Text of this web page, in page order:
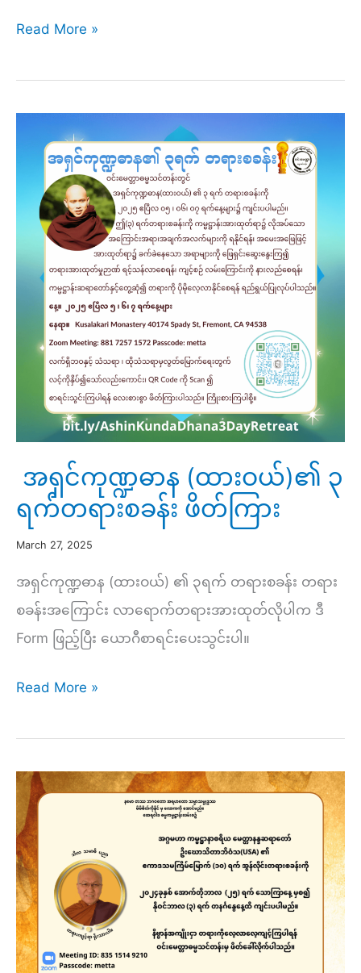
မေတ္တာ
န္
ဒ
ဆရာတော်၏ ၂၀၂၅
ဧပြီလ ၁၀ရက်
တရား
စခန်း
Read More »
အရှင်ကုဏ္ဍဓာန (ထားဝယ်)၏ ၃
ရက်တရားစခန်း ဖိတ်ကြား
March 27, 2025
အရှင်ကုဏ္ဍဓာန (ထားဝယ်) ၏ ၃ရက် တရားစခန်း တရား
စခန်းအကြောင်း လာရောက်တရားအားထုတ်လိုပါက ဒီ
Form ဖြည့်ပြီး ယောဂီစာရင်းပေးသွင်းပါ။
အရှင်
ဏ္
ဍ
ဓာန
(ထားဝယ်)၏
၃
ရက်
တရား
စခန်း
ဖိတ်ကြား
Read More »